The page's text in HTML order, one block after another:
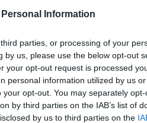
Information
parties, or processing of your
us, please use the below opt-out
your opt-out request is processed
personal information utilized by us
opt-out. You may separately
by third parties on the IAB’s list of
by us to third parties on the
Like uns auf Facebook...